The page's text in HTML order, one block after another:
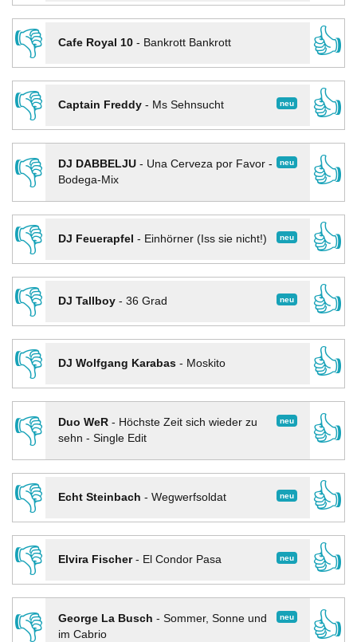
👎
Cafe Royal 10- Bankrott Bankrott
👍
👎
neu
Captain Freddy- Ms Sehnsucht
👍
👎
neu
DJ DABBELJU- Una Cerveza por Favor -
Bodega-Mix
👍
👎
neu
DJ Feuerapfel - Einhörner (Iss sie nicht!)
👍
👎
neu
DJ Tallboy- 36 Grad
👍
👎
DJ Wolfgang Karabas- Moskito
👍
👎
neu
Duo WeR- Höchste Zeit sich wieder zu
sehn - Single Edit
👍
👎
neu
Echt Steinbach - Wegwerfsoldat
👍
👎
neu
Elvira Fischer- El Condor Pasa
👍
👎
neu
George La Busch - Sommer, Sonne und
im Cabrio
👍